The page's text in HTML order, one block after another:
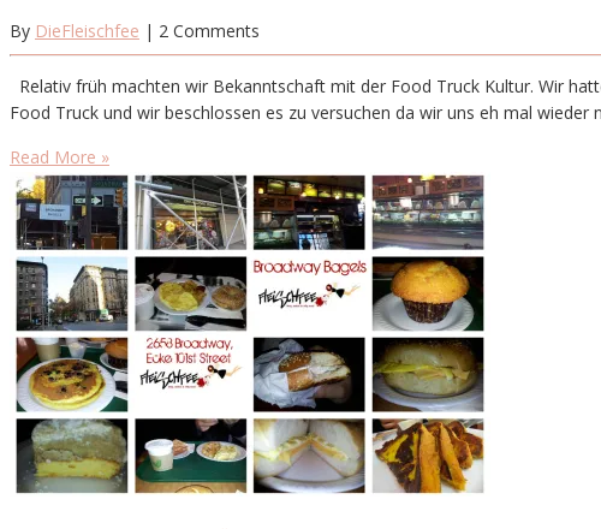
By DieFleischfee | 2 Comments
Relativ früh machten wir Bekanntschaft mit der Food Truck Kultur. Wir
Food Truck und wir beschlossen es zu versuchen da wir uns eh mal
Read More »